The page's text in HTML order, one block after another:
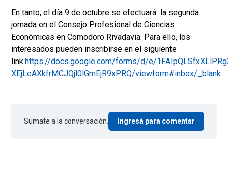
En tanto, el día 9 de octubre se efectuará la segunda
jornada en el Consejo Profesional de Ciencias
Económicas en Comodoro Rivadavia. Para ello, los
interesados pueden inscribirse en el siguiente
link:https://docs.google.com/forms/d/e/
XEjLeAXkfrMCJQjl0lGmEjR9xPRQ/viewform#inbox/_blank
Sumate a la conversación. Ingresá para comentar